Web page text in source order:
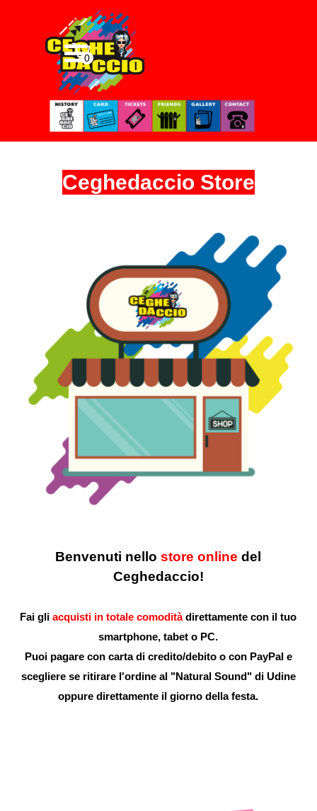
Ceghedaccio Store
Benvenuti nellostore onlinedel
Ceghedaccio!
Fai gliacquisti in totale comoditàdirettamente con il tuo
smartphone, tabet o PC.
Puoi pagare con carta di credito/debito o con PayPal e
scegliere se ritirare l'ordine al "Natural Sound" di Udine
oppure direttamente il giorno della festa.